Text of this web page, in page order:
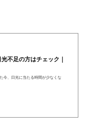
不足の方はチェック｜
今、日光に当たる時間が少なくな